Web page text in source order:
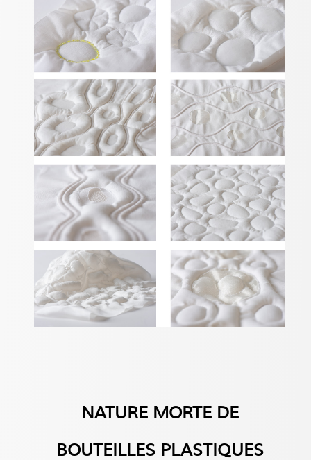
NATURE MORTE DE
BOUTEILLES PLASTIQUES